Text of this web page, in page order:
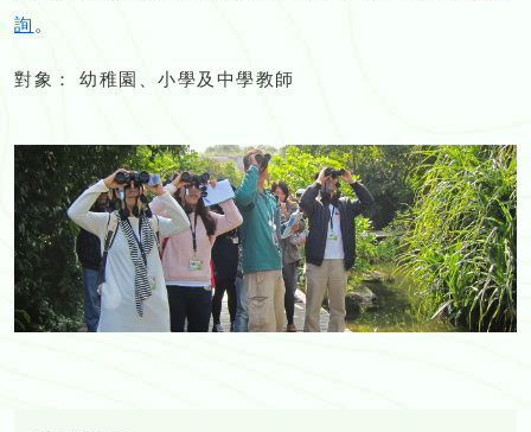
詢 。
對象： 幼稚園、小學及中學教師